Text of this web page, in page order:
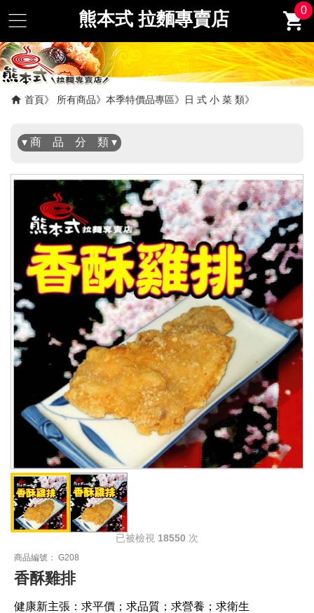
熊本式 拉麵專賣店 0
首頁 所有商品 本季特價品專區 日 式 小 菜 類
▾ 商 品 分 類 ▾
✖
已被檢視 18550 次
商品編號： G208
香酥雞排
健康新主張：求平價；求品質；求營養；求衛生